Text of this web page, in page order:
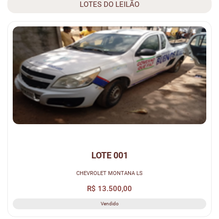
úteis após a realização do leilão no escritório do Leiloeiro ou
qualquer reclamação posterior.
4ª.) O lote pago em cheque só será liberado após a sua
compensação e o mesmo será intransferível até a sua posse
definitiva.
5ª.) No caso do cheque dado em pagamento do lote (s)
arrematado (s) ser sustado e/ou devolvido por insuficiência de
fundos ou divergência de assinatura, além de ficar desfeita a
venda pagará o arrematante, multa de 20% (Vinte por cento)
sobre o valor do lote (s) arrematado (s).
Aires, qualquer responsabilidade quanto a consertos e
7ª.) O arrematante é responsável pelo pagamento do ICMS e
da Comissão do Leiloeiro.
arrematados correrão por conta do arrematante, exceto
LOTES DO LEILÃO
LOTE 001
CHEVROLET MONTANA LS
R$ 13.500,00
Vendido